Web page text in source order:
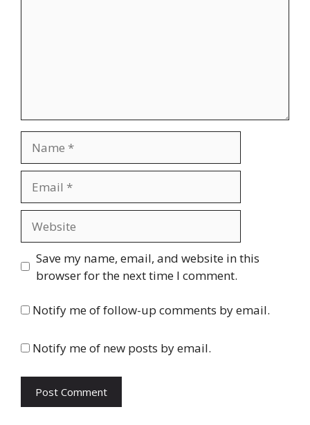
Save my name, email, and website in this
browser for the next time I comment.
Notify me of follow-up comments by email.
Notify me of new posts by email.